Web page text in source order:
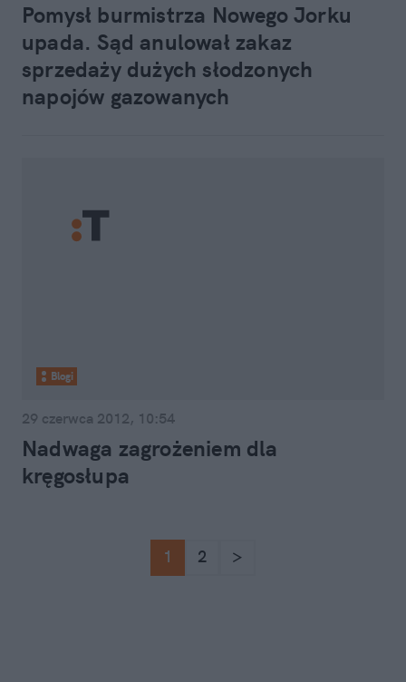
Pomysł burmistrza Nowego Jorku
upada. Sąd anulował zakaz
sprzedaży dużych słodzonych
napojów gazowanych
Blogi
29 czerwca 2012, 10:54
Nadwaga zagrożeniem dla
kręgosłupa
1 2 >